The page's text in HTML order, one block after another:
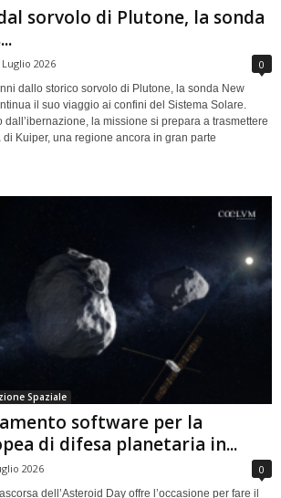
sorvolo di Plutone, la sonda
Luglio 2026 0
dallo storico sorvolo di Plutone, la sonda New
il suo viaggio ai confini del Sistema Solare.
dall’ibernazione, la missione si prepara a trasmettere
Kuiper, una regione ancora in gran parte
Spaziale
software per la
di difesa planetaria in...
2026 0
dell’Asteroid Day offre l’occasione per fare il